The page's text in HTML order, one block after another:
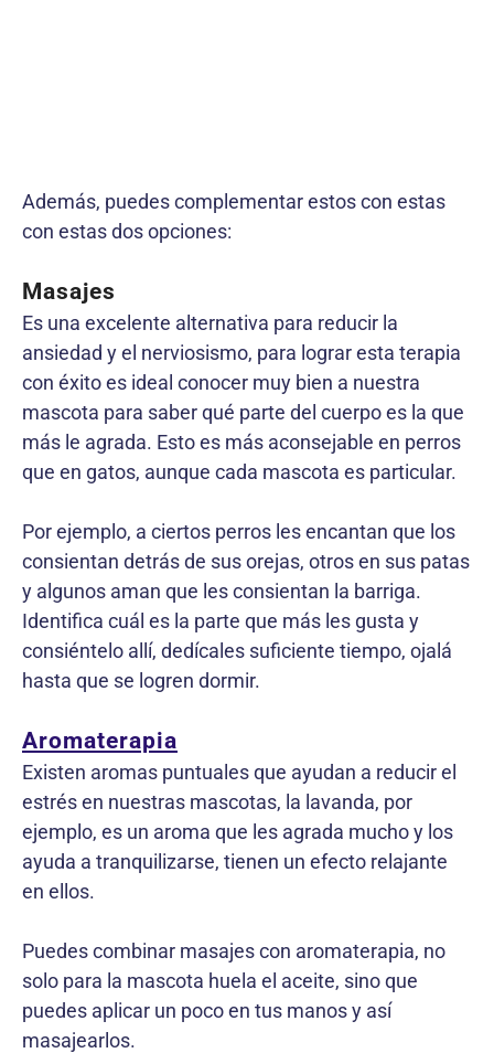
Además, puedes complementar estos con estas
con estas dos opciones:
Masajes
Es una excelente alternativa para reducir la
ansiedad y el nerviosismo, para lograr esta terapia
con éxito es ideal conocer muy bien a nuestra
mascota para saber qué parte del cuerpo es la que
más le agrada. Esto es más aconsejable en perros
que en gatos, aunque cada mascota es particular.
Por ejemplo, a ciertos perros les encantan que los
consientan detrás de sus orejas, otros en sus patas
y algunos aman que les consientan la barriga.
Identifica cuál es la parte que más les gusta y
consiéntelo allí, dedícales suficiente tiempo, ojalá
hasta que se logren dormir.
Aromaterapia
Existen aromas puntuales que ayudan a reducir el
estrés en nuestras mascotas, la lavanda, por
ejemplo, es un aroma que les agrada mucho y los
ayuda a tranquilizarse, tienen un efecto relajante
en ellos.
Puedes combinar masajes con aromaterapia, no
solo para la mascota huela el aceite, sino que
puedes aplicar un poco en tus manos y así
masajearlos.